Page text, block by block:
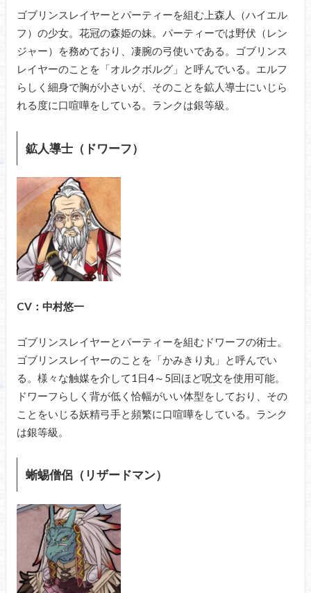
ゴブリンスレイヤーとパーティーを組む上森人（ハイエル
フ）の少女。花冠の森姫の妹。パーティーでは野伏（レン
ジャー）を務めており、凄腕の弓使いである。ゴブリンス
レイヤーのことを「オルクボルグ」と呼んでいる。エルフ
らしく細身で胸が小さいが、そのことを鉱人導士にいじら
れる度に口喧嘩をしている。ランクは銀等級。
鉱人導士（ドワーフ）
CV：中村悠一
ゴブリンスレイヤーとパーティーを組むドワーフの術士。
ゴブリンスレイヤーのことを「かみきり丸」と呼んでい
る。様々な触媒を介して1日4～5回ほど呪文を使用可能。
ドワーフらしく背が低く恰幅がいい体型をしており、その
ことをいじる妖精弓手と頻繁に口喧嘩をしている。ランク
は銀等級。
蜥蜴僧侶（リザードマン）